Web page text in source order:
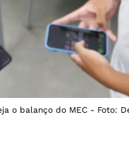
balanço do MEC - Foto: